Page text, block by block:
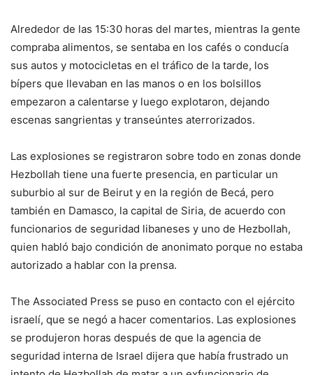
Alrededor de las 15:30 horas del martes, mientras la gente
compraba alimentos, se sentaba en los cafés o conducía
sus autos y motocicletas en el tráfico de la tarde, los
bípers que llevaban en las manos o en los bolsillos
empezaron a calentarse y luego explotaron, dejando
escenas sangrientas y transeúntes aterrorizados.
Las explosiones se registraron sobre todo en zonas donde
Hezbollah tiene una fuerte presencia, en particular un
suburbio al sur de Beirut y en la región de Becá, pero
también en Damasco, la capital de Siria, de acuerdo con
funcionarios de seguridad libaneses y uno de Hezbollah,
quien habló bajo condición de anonimato porque no estaba
autorizado a hablar con la prensa.
The Associated Press se puso en contacto con el ejército
israelí, que se negó a hacer comentarios. Las explosiones
se produjeron horas después de que la agencia de
seguridad interna de Israel dijera que había frustrado un